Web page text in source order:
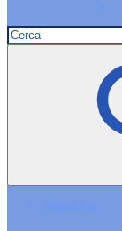
Seguici su